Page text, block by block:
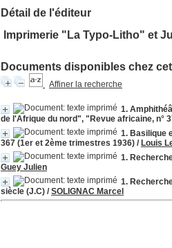
Détail de l'éditeur
Imprimerie "La Typo-Litho" et
Documents disponibles chez
Affiner la recherche
1.
de l'Afrique du nord", "Revue africaine, n°
1. Basilique
367 (1er et 2ème trimestres 1936) / Louis
1.
Guey Julien
1.
siècle (J.C) /SOLIGNAC Marcel